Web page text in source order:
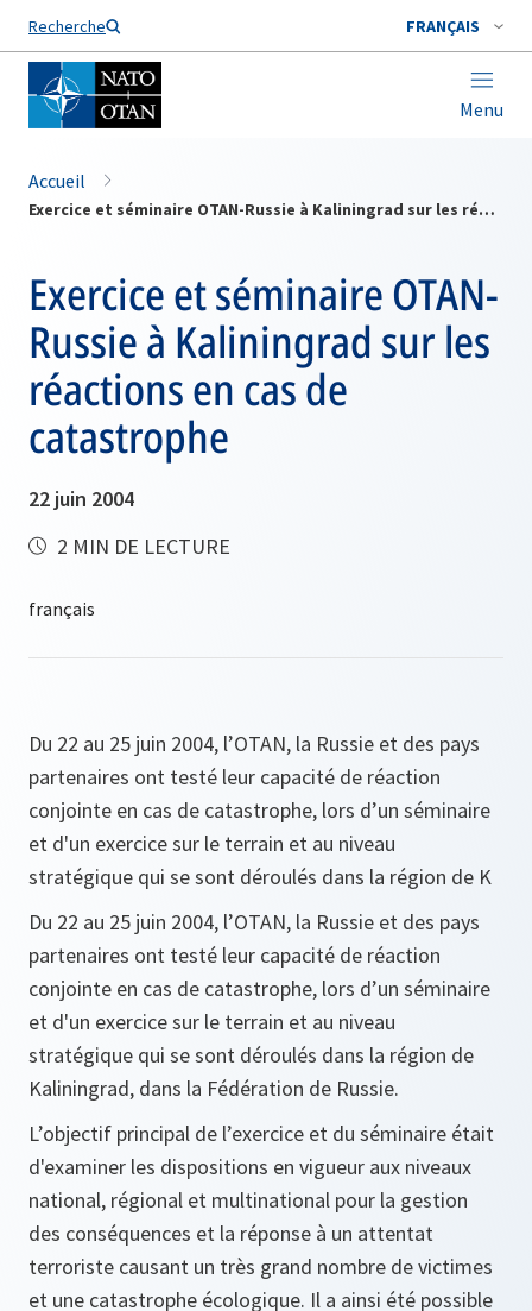
Recherche FRANÇAIS
Menu
Nom de famille*
Accueil
Exercice et séminaire OTAN-Russie à Kaliningrad sur les réactions en cas de catastrophe
Exercice et séminaire OTAN-
Russie à Kaliningrad sur les
réactions en cas de
catastrophe
22 juin 2004
2 MIN DE LECTURE
Du 22 au 25 juin 2004, l’OTAN, la Russie et des pays
partenaires ont testé leur capacité de réaction
conjointe en cas de catastrophe, lors d’un séminaire
et d'un exercice sur le terrain et au niveau
stratégique qui se sont déroulés dans la région de K
Du 22 au 25 juin 2004, l’OTAN, la Russie et des pays
partenaires ont testé leur capacité de réaction
conjointe en cas de catastrophe, lors d’un séminaire
et d'un exercice sur le terrain et au niveau
stratégique qui se sont déroulés dans la région de
Kaliningrad, dans la Fédération de Russie.
L’objectif principal de l’exercice et du séminaire était
d'examiner les dispositions en vigueur aux niveaux
national, régional et multinational pour la gestion
des conséquences et la réponse à un attentat
terroriste causant un très grand nombre de victimes
et une catastrophe écologique. Il a ainsi été possible